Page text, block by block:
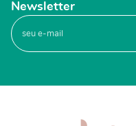
Newsletter